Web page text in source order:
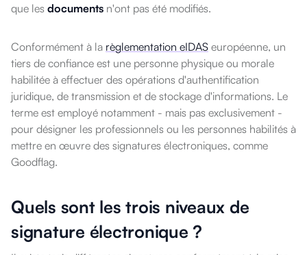
que les documents n'ont pas été modifiés.
Conformément à la règlementation eIDAS européenne, un
tiers de confiance est une personne physique ou morale
habilitée à effectuer des opérations d'authentification
juridique, de transmission et de stockage d'informations. Le
terme est employé notamment - mais pas exclusivement -
pour désigner les professionnels ou les personnes habilités à
mettre en œuvre des signatures électroniques, comme
Goodflag.
Quels sont les trois niveaux de
signature électronique ?